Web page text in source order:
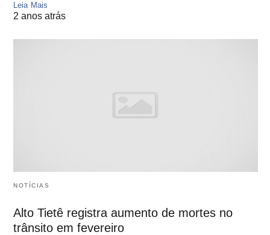
Leia Mais
2 anos atrás
NOTÍCIAS
Alto Tietê registra aumento de mortes no
trânsito em fevereiro